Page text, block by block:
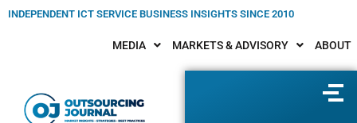
INDEPENDENT ICT SERVICE BUSINESS INSIGHTS SINCE 2010
MEDIA MARKETS & ADVISORY ABOUT